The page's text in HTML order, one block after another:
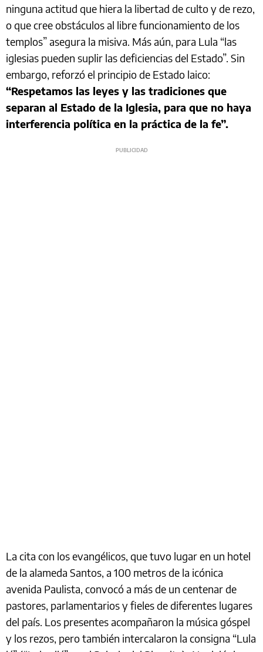
ninguna actitud que hiera la libertad de culto y de rezo,
o que cree obstáculos al libre funcionamiento de los
templos” asegura la misiva. Más aún, para Lula “las
iglesias pueden suplir las deficiencias del Estado”. Sin
embargo, reforzó el principio de Estado laico:
“Respetamos las leyes y las tradiciones que
separan al Estado de la Iglesia, para que no haya
interferencia política en la práctica de la fe”.
La cita con los evangélicos, que tuvo lugar en un hotel
de la alameda Santos, a 100 metros de la icónica
avenida Paulista, convocó a más de un centenar de
pastores, parlamentarios y fieles de diferentes lugares
del país. Los presentes acompañaron la música góspel
y los rezos, pero también intercalaron la consigna “Lula